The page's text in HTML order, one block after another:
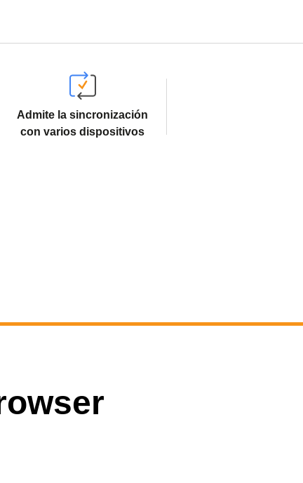
Admite la sincronización
con varios dispositivos